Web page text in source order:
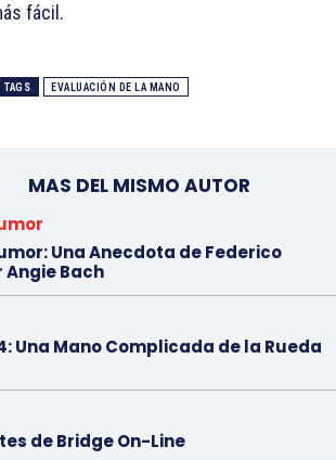
fácil.
TAGS EVALUACIÓN DE LA MANO
MAS DEL MISMO AUTOR
Una Anecdota de Federico
Angie Bach
Una Mano Complicada de la Rueda
de Bridge On-Line